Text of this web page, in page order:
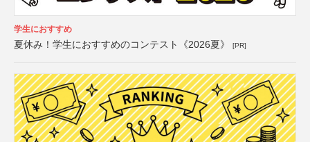
学生におすすめ
夏休み！学生におすすめのコンテスト《2026夏》 [PR]